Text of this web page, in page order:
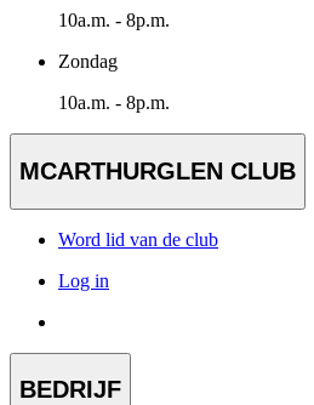
10a.m. - 8p.m.
Zondag
10a.m. - 8p.m.
MCARTHURGLEN CLUB
Word lid van de club
Log in
BEDRIJF